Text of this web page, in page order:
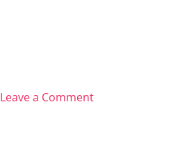
Leave a Comment